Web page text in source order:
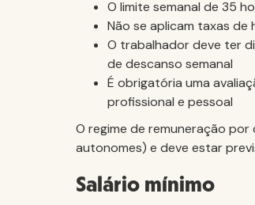
O limite semanal de 35
Não se aplicam taxas de
O trabalhador deve ter
de descanso semanal
É obrigatória uma
profissional e pessoal
O regime de remuneração
autonomes) e deve estar
Salário mínimo